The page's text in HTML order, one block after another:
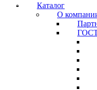
Каталог
О